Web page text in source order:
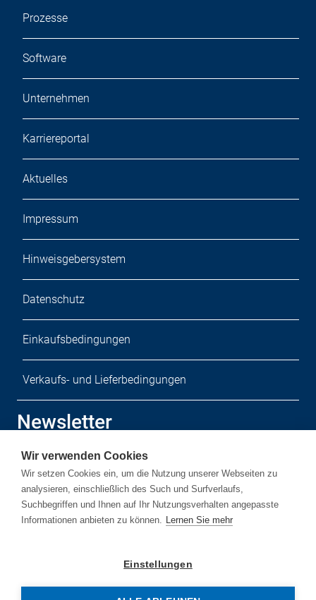
Prozesse
Software
Unternehmen
Karriereportal
Aktuelles
Impressum
Hinweisgebersystem
Datenschutz
Einkaufsbedingungen
Verkaufs- und Lieferbedingungen
Newsletter
Melden Sie sich zu unserem kostenlosen Newsletter an.
Wir verwenden Cookies
Wir setzen Cookies ein, um die Nutzung unserer Webseiten zu
analysieren, einschließlich des Such und Surfverlaufs,
Suchbegriffen und Ihnen auf Ihr Nutzungsverhalten angepasste
Informationen anbieten zu können. Lernen Sie mehr
Einstellungen